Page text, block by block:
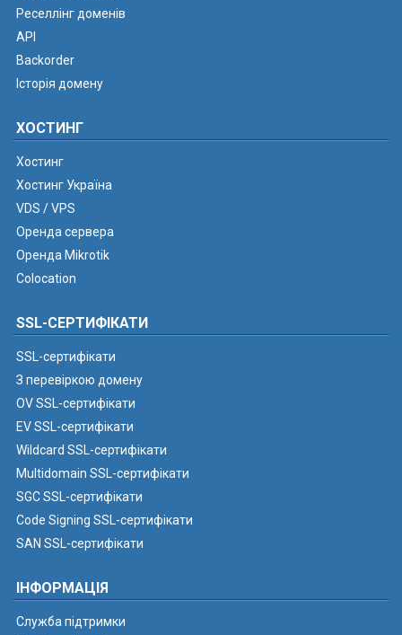
Реселлінг доменів
API
Backorder
Історія домену
ХОСТИНГ
Хостинг
Хостинг Україна
VDS / VPS
Оренда сервера
Оренда Mikrotik
Colocation
SSL-СЕРТИФІКАТИ
SSL-сертифікати
З перевіркою домену
OV SSL-сертифікати
EV SSL-сертифікати
Wildcard SSL-сертифікати
Multidomain SSL-сертифікати
SGC SSL-сертифікати
Code Signing SSL-сертифікати
SAN SSL-сертифікати
ІНФОРМАЦІЯ
Служба підтримки